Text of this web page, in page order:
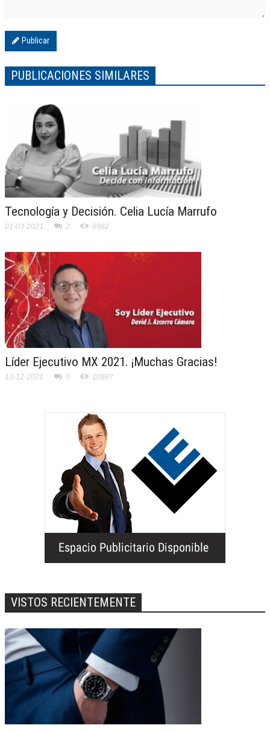
Publicar
PUBLICACIONES SIMILARES
Tecnología y Decisión. Celia Lucía Marrufo
01-03-2021 2 6982
Líder Ejecutivo MX 2021. ¡Muchas Gracias!
13-12-2021 0 10987
VISTOS RECIENTEMENTE